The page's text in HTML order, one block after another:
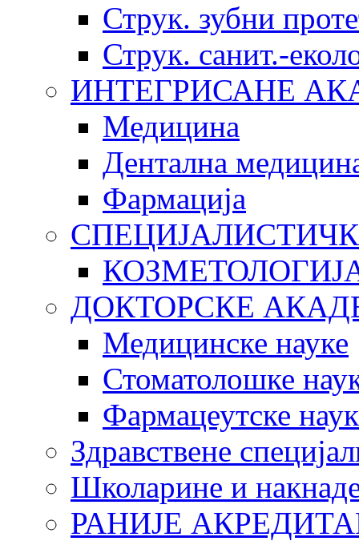
Струк. зубни
Струк. санит.-
ИНТЕГРИСАНЕ
Медицина
Дентална
Фармација
ДОКТОРСКЕ
Медицинске науке
Стоматолошке
Фармацеутске
Здравствене
Школарине и
РАНИЈЕ